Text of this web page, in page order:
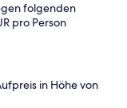
folgenden
pro Person
in Höhe von